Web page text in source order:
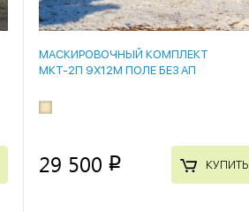
МАСКИРОВОЧНЫЙ КОМПЛЕКТ
МКТ-2П 9Х12М ПОЛЕ БЕЗ АП
29 500 p КУПИТЬ